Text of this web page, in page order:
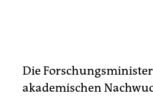
Die
akademischen